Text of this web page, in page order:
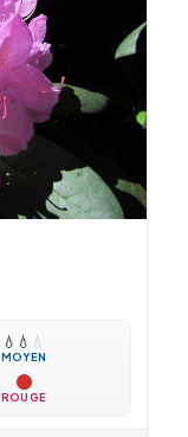
💧 💧 💧
MOYEN
ROUGE